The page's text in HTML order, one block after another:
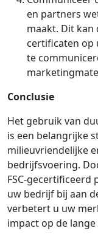
en partners
maakt. Dit kan
certificaten op
te
Conclusie
Het gebruik van
is een belangrijke
milieuvriendelijke
bedrijfsvoering.
FSC-gecertificeerd
uw bedrijf bij aan
verbetert u uw
impact op de